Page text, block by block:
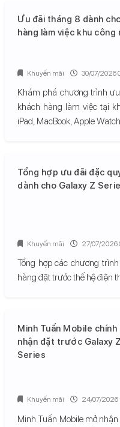
Ưu đãi tháng 8 dành
hàng làm việc khu công
Khám phá chương trình
khách hàng làm việc tại
iPad, MacBook, Apple
Khuyến mãi 30/07/2026
Tổng hợp ưu đãi đặc
dành cho Galaxy Z
Tổng hợp các chương
hàng đặt trước thế hệ điện
Khuyến mãi 27/07/2026
Minh Tuấn Mobile
nhận đặt trước Galaxy
Series
Minh Tuấn Mobile mở
Khuyến mãi 24/07/2026